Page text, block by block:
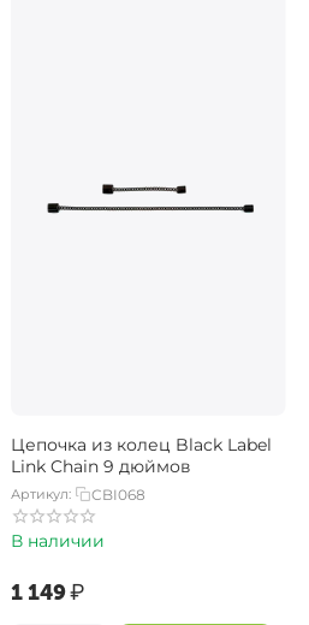
Цепочка из колец Black Label
Link Chain 9 дюймов
Артикул: CBI068
В наличии
‍1 149‍₽